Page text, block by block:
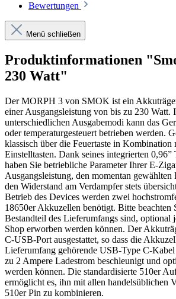
Bewertungen
Menü schließen
Produktinformationen
230 Watt"
Der MORPH 3 von SMOK ist ein
einer Ausgangsleistung von bis zu 230 Watt.
unterschiedlichen Ausgabemodi kann das
oder temperaturgesteuert betrieben werden.
klassisch über die Feuertaste in Kombination
Einstelltasten. Dank seines integrierten
haben Sie betriebliche Parameter Ihrer E-
Ausgangsleistung, den momentan gewählten
den Widerstand am Verdampfer stets
Betrieb des Devices werden zwei
18650er Akkuzellen benötigt. Bitte beachten
Bestandteil des Lieferumfangs sind, optional
Shop erworben werden können. Der
C-USB-Port ausgestattet, so dass die
Lieferumfang gehörende USB-Type C-
zu 2 Ampere Ladestrom beschleunigt und
werden können. Die standardisierte 510er
ermöglicht es, ihn mit allen handelsüblichen
510er Pin zu kombinieren.